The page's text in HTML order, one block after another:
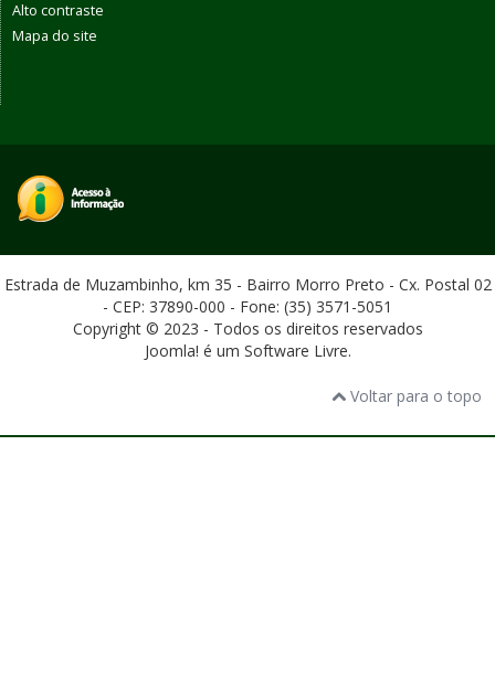
Alto contraste
Mapa do site
Estrada de Muzambinho, km 35 - Bairro Morro Preto - Cx. Postal 02
- CEP: 37890-000 - Fone: (35) 3571-5051
Copyright © 2023 - Todos os direitos reservados
Joomla! é um Software Livre.
Voltar para o topo